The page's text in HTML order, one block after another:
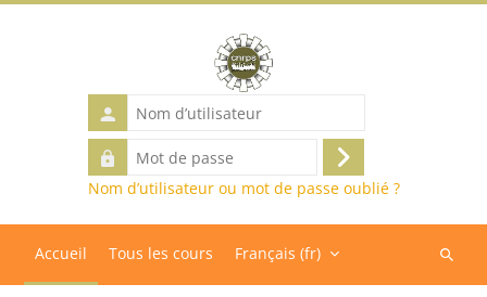
Nom
d’utilisateur
Mot
de
Connexion
Nom d’utilisateur ou mot de passe oublié ?
Accueil Tous les cours Français ‎(fr)‎